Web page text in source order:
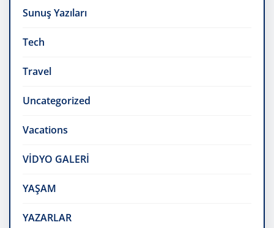
Sunuş Yazıları
Tech
Travel
Uncategorized
Vacations
VİDYO GALERİ
YAŞAM
YAZARLAR